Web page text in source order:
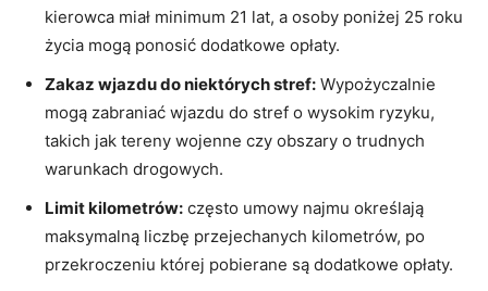
kierowca miał minimum 21 lat,⁢ a osoby poniżej ⁤25⁢ roku
życia mogą‌ ponosić dodatkowe opłaty.
Zakaz​ wjazdu​ do niektórych stref: Wypożyczalnie
mogą zabraniać wjazdu do stref o wysokim⁤ ryzyku,
takich jak ⁣tereny wojenne czy obszary o‍ trudnych
warunkach drogowych.
Limit kilometrów: często umowy najmu ⁣określają‌
maksymalną liczbę⁢ przejechanych kilometrów, po
przekroczeniu⁣ której pobierane są dodatkowe opłaty.